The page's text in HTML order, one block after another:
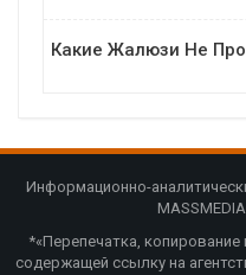
Какие Жалюзи Не
Информационно-
*«Перепечатка,
содержащей ссылку на